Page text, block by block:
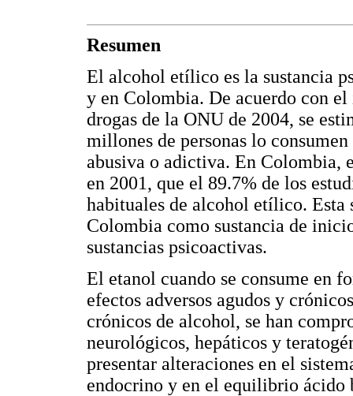
Resumen
El alcohol etílico es la sustancia
y en Colombia. De acuerdo con
drogas de la ONU de 2004, se
millones de personas lo
abusiva o adictiva. En Colombia,
en 2001, que el 89.7% de los
habituales de alcohol etílico. Esta
Colombia como sustancia de
sustancias psicoactivas.
El etanol cuando se consume en
efectos adversos agudos y
crónicos de alcohol, se han
neurológicos, hepáticos y
presentar alteraciones en el
endocrino y en el equilibrio ácido